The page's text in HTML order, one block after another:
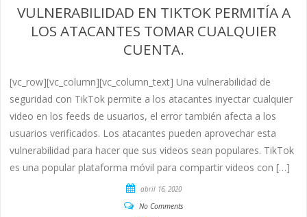
VULNERABILIDAD EN TIKTOK PERMITÍA A
LOS ATACANTES TOMAR CUALQUIER
CUENTA.
[vc_row][vc_column][vc_column_text] Una vulnerabilidad de
seguridad con TikTok permite a los atacantes inyectar cualquier
video en los feeds de usuarios, el error también afecta a los
usuarios verificados. Los atacantes pueden aprovechar esta
vulnerabilidad para hacer que sus videos sean populares. TikTok
es una popular plataforma móvil para compartir videos con […]
abril 16, 2020
No Comments